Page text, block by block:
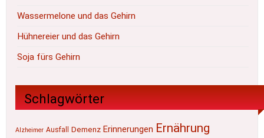
Wassermelone und das Gehirn
Hühnereier und das Gehirn
Soja fürs Gehirn
Schlagwörter
Alzheimer Ausfall Demenz Erinnerungen Ernährung